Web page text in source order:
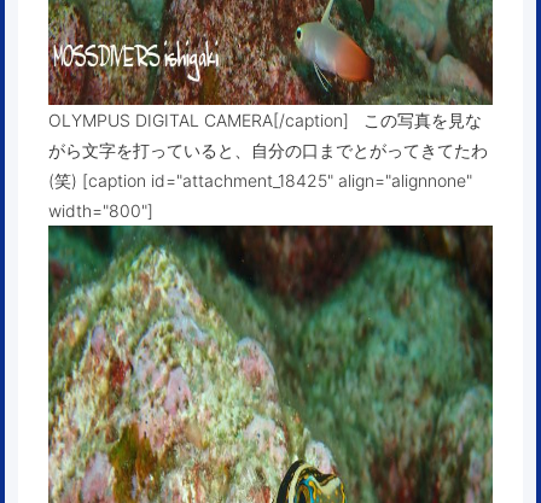
OLYMPUS DIGITAL CAMERA[/caption] この写真を見な
がら文字を打っていると、自分の口までとがってきてたわ
(笑) [caption id="attachment_18425" align="alignnone"
width="800"]